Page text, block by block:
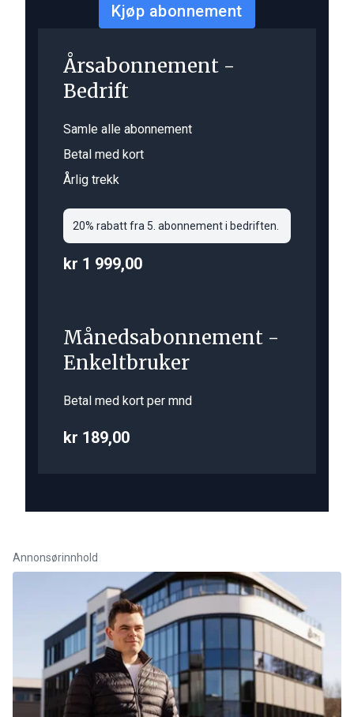
Kjøp abonnement
Årsabonnement -
Bedrift
Samle alle abonnement
Betal med kort
Årlig trekk
20% rabatt fra 5. abonnement i bedriften.
kr 1 999,00
Månedsabonnement -
Enkeltbruker
Betal med kort per mnd
kr 189,00
Annonsørinnhold